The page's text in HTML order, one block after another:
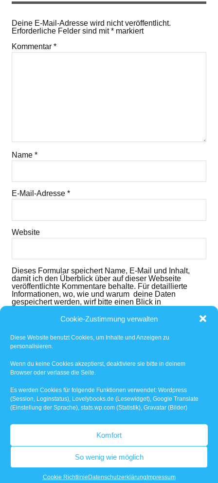
Cookie-Zustimmung verwalten
Diese Website benutzt Cookies, um Inhalte und Anzeigen zu
personalisieren.
Wenn du keine Cookies akzeptierst, deaktiviere sie bitte in deinem
Browser oder verlasse die Seite.
Es werden Cookies für folgende Funktionen verwendet: Wordpress
(Session, Loginstatus), Lovelybooks.de (Lesewidget), Google Translate
(Einstellung der Sprache), stats.wp.com (Statistik), Gravatar (Bilder)
Komfort
So wenig wie möglich
Cookie Richtlinie Datenschutzerklärung Impressum
Deine E-Mail-Adresse wird nicht veröffentlicht.
Erforderliche Felder sind mit* markiert
Kommentar *
Name *
E-Mail-Adresse *
Website
Dieses Formular speichert Name, E-Mail und Inhalt,
damit ich den Überblick über auf dieser Webseite
veröffentlichte Kommentare behalte. Für detaillierte
Informationen, wo, wie und warum deine Daten
gespeichert werden, wirf bitte einen Blick in
Button nimmst du diese zur Kenntnis und akzeptierst
Ich habe dieDatenschutzerklärunggelesen und
akzeptiert.*
via E-Mail.
WordPress-Theme: Dynamic News von ThemeZee.